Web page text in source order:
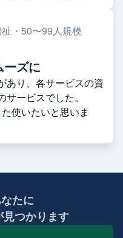
・50〜99人規模
ズに
あり、各サービスの資
ービスでした。
使いたいと思いま
たに
つかります